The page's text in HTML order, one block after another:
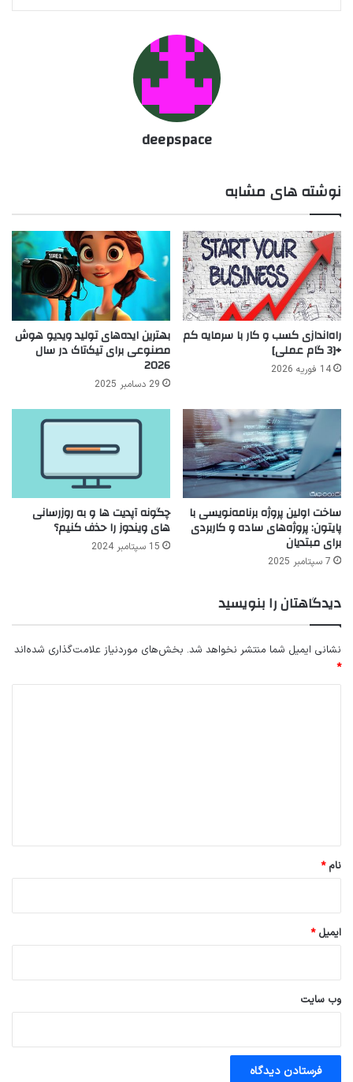
deepspace
نوشته های مشابه
راه‌اندازی کسب و کار با سرمایه کم
+[3 گام عملی]
14 فوریه 2026
بهترین ایده‌های تولید ویدیو هوش
مصنوعی برای تیک‌تاک در سال
2026
29 دسامبر 2025
ساخت اولین پروژه برنامه‌نویسی با
پایتون: پروژه‌های ساده و کاربردی
برای مبتدیان
7 سپتامبر 2025
چگونه آپدیت ها و به روزرسانی
های ویندوز را حذف کنیم؟
15 سپتامبر 2024
دیدگاهتان را بنویسید
نشانی ایمیل شما منتشر نخواهد شد. بخش‌های موردنیاز علامت‌گذاری شده‌اند
*
نام*
ایمیل*
وب‌ سایت